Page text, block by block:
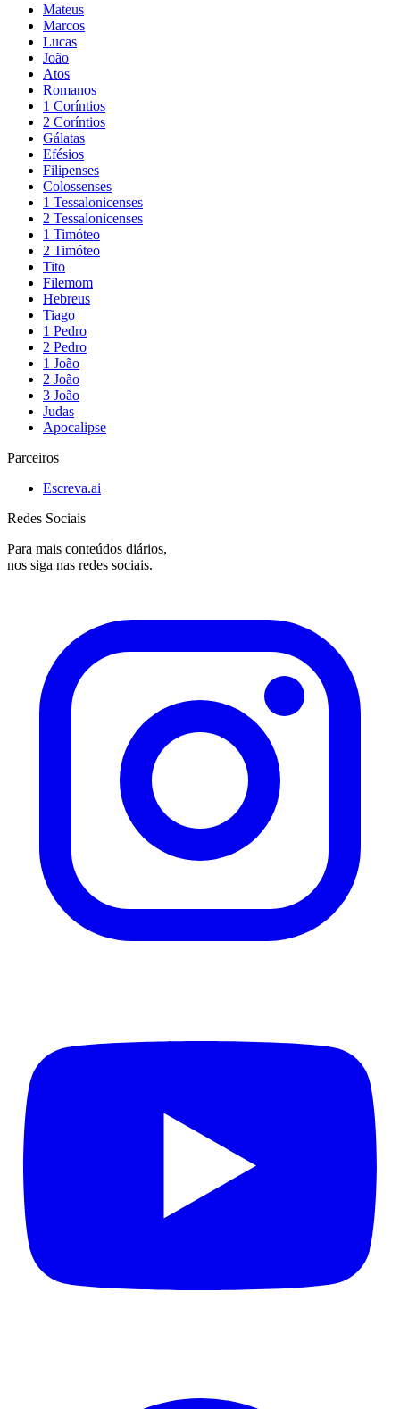
Mateus
Marcos
Lucas
João
Atos
Romanos
1 Coríntios
2 Coríntios
Gálatas
Efésios
Filipenses
Colossenses
1 Tessalonicenses
2 Tessalonicenses
1 Timóteo
2 Timóteo
Tito
Filemom
Hebreus
Tiago
1 Pedro
2 Pedro
1 João
2 João
3 João
Judas
Apocalipse
Parceiros
Escreva.ai
Redes Sociais
Para mais conteúdos diários,
nos siga nas redes sociais.